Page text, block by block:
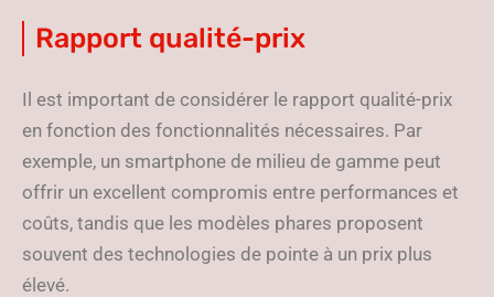
Rapport qualité-prix
Il est important de considérer le rapport qualité-prix
en fonction des fonctionnalités nécessaires. Par
exemple, un smartphone de milieu de gamme peut
offrir un excellent compromis entre performances et
coûts, tandis que les modèles phares proposent
souvent des technologies de pointe à un prix plus
élevé.